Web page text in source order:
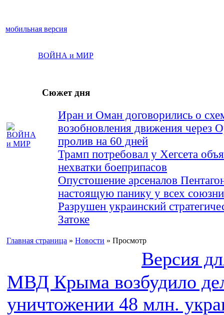
мобильная версия
ВОЙНА и МИР
Сюжет дня
Иран и Оман договорились о
возобновления движения через
пролив на 60 дней
Трамп потребовал у Хегсета
нехватки боеприпасов
Опустошение арсеналов
настоящую панику у всех
Разрушен украинский
Затоке
Главная страница » Новости » Просмотр
Версия
МВД Крыма возбудило
уничтожении 48 млн.